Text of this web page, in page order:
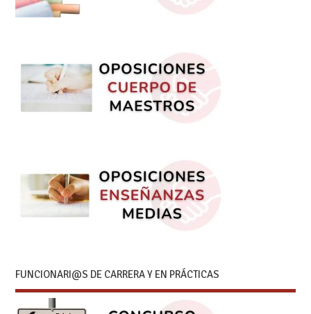
FUNCIONARI@S DE CARRERA Y EN PRÁCTICAS